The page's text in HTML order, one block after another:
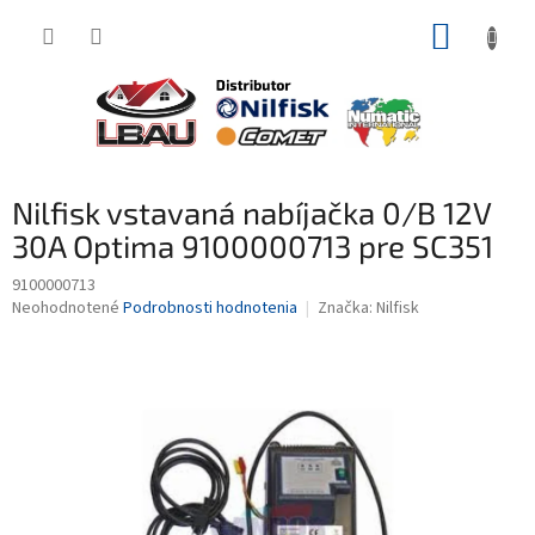
Nilfisk vstavaná nabíjačka 0/B 12V
30A Optima 9100000713 pre SC351
9100000713
Priemerné
Neohodnotené Podrobnosti hodnotenia Značka: Nilfisk